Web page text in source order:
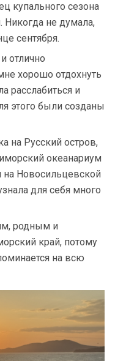
купального сезона
Никогда не думала,
сентября.
отлично
хорошо отдохнуть
расслабиться и
этого были созданы
на Русский остров,
океанариум
Новосильцевской
для себя много
родным и
край, потому
на всю